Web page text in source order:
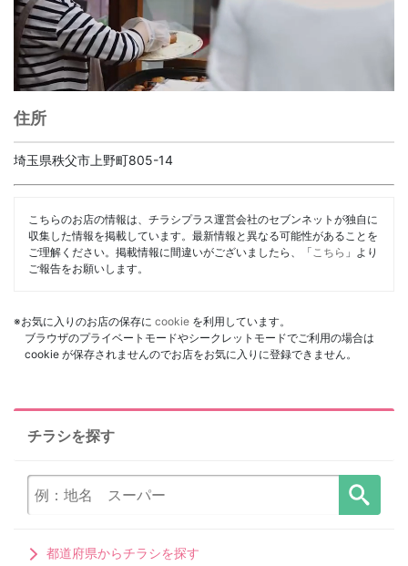
住所
埼玉県秩父市上野町805-14
こちらのお店の情報は、チラシプラス運営会社のセブンネットが独自に
収集した情報を掲載しています。最新情報と異なる可能性があることを
ご理解ください。掲載情報に間違いがございましたら、「 こちら 」より
ご報告をお願いします。
※お気に入りのお店の保存に cookie を利用しています。
ブラウザのプライベートモードやシークレットモードでご利用の場合は
cookie が保存されませんのでお店をお気に入りに登録できません。
チラシを探す
都道府県からチラシを探す